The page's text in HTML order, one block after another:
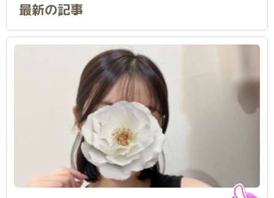
最新の記事